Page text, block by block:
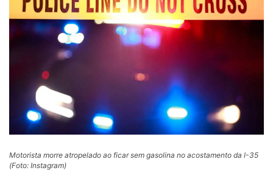
Motorista morre atropelado ao ficar sem gasolina no acostamento da I-35
(Foto: Instagram)